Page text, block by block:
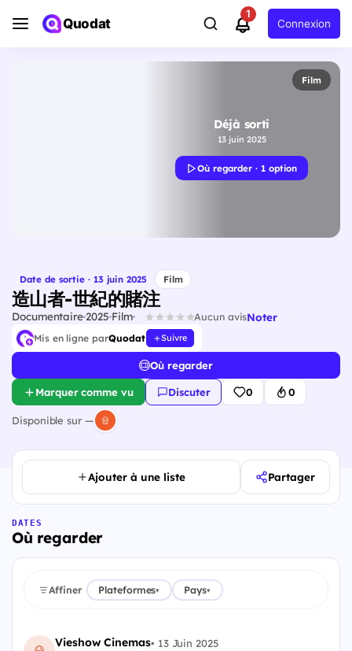
Quodat
1
Connexion
Film
Déjà sorti
13 juin 2025
Où regarder · 1 option
Date de sortie · 13 juin 2025 Film
造山者-世紀的賭注
Documentaire 2025 Film Aucun avisNoter
Mis en ligne parQuodat Suivre
Où regarder
Marquer comme vu Discuter 0 0
Disponible sur —
Ajouter à une liste Partager
DATES
Où regarder
Affiner Plateformes▾ Pays▾
Vieshow Cinemas• 13 Juin 2025